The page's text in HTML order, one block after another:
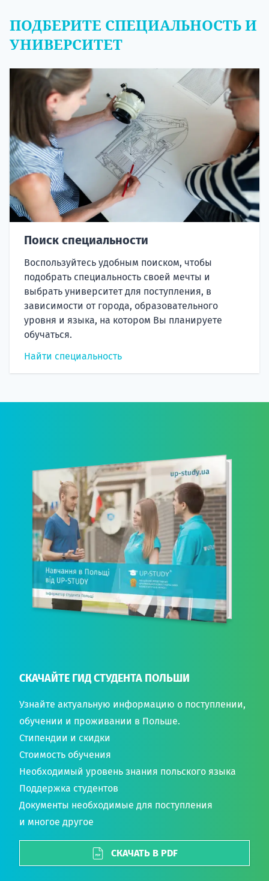
ПОДБЕРИТЕ СПЕЦИАЛЬНОСТЬ И
УНИВЕРСИТЕТ
Поиск специальности
Воспользуйтесь удобным поиском, чтобы
подобрать специальность своей мечты и
выбрать университет для поступления, в
зависимости от города, образовательного
уровня и языка, на котором Вы планируете
обучаться.
Найти специальность
СКАЧАЙТЕ ГИД СТУДЕНТА ПОЛЬШИ
Узнайте актуальную информацию о поступлении,
обучении и проживании в Польше.
Стипендии и скидки
Стоимость обучения
Необходимый уровень знания польского языка
Поддержка студентов
Документы необходимые для поступления
и многое другое
СКАЧАТЬ В PDF